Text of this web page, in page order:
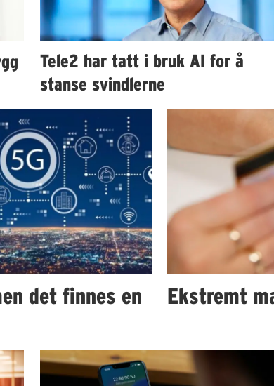
Tele2 har tatt i bruk AI for å
stanse svindlerne
det finnes en
Ekstremt